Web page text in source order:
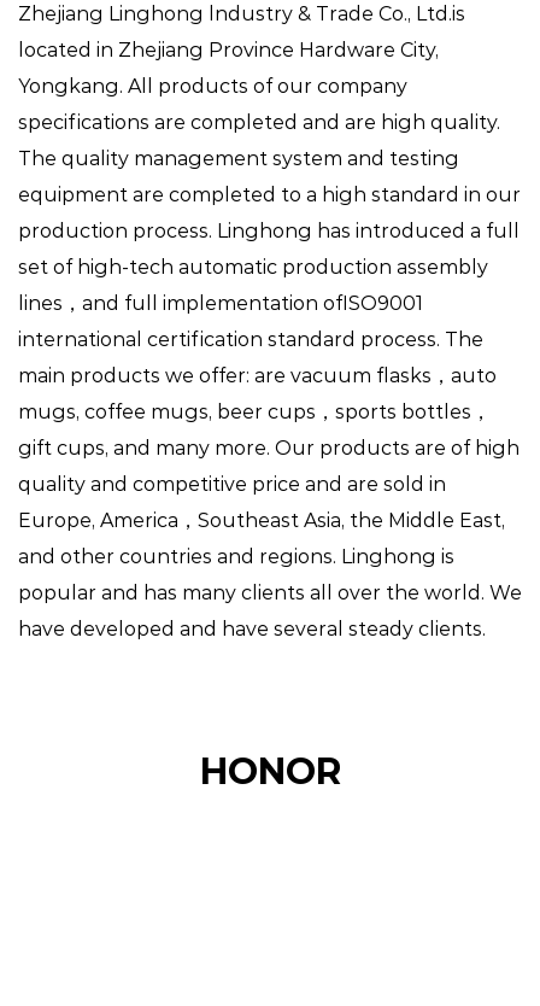
Zhejiang Linghong lndustry & Trade Co., Ltd.is
located in Zhejiang Province Hardware City,
Yongkang. All products of our company
specifications are completed and are high quality.
The quality management system and testing
equipment are completed to a high standard in our
production process. Linghong has introduced a full
set of high-tech automatic production assembly
lines，and full implementation ofISO9001
international certification standard process. The
main products we offer: are vacuum flasks，auto
mugs, coffee mugs, beer cups，sports bottles，
gift cups, and many more. Our products are of high
quality and competitive price and are sold in
Europe, America，Southeast Asia, the Middle East,
and other countries and regions. Linghong is
popular and has many clients all over the world. We
have developed and have several steady clients.
HONOR